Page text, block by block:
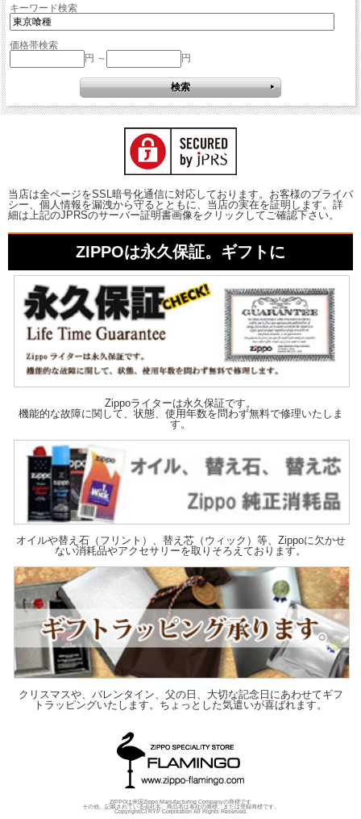
キーワード検索
価格帯検索
円 ～
円
当店は全ページをSSL暗号化通信に対応しております。お客様のプライバ
シー、個人情報を漏洩から守るとともに、当店の実在を証明します。詳
細は上記のJPRSのサーバー証明書画像をクリックしてご確認下さい。
ZIPPOは永久保証。ギフトに
Zippoライターは永久保証です。
機能的な故障に関して、状態、使用年数を問わず無料で修理いたしま
す。
オイルや替え石（フリント）、替え芯（ウィック）等、Zippoに欠かせ
ない消耗品やアクセサリーを取りそろえております。
クリスマスや、バレンタイン、父の日、大切な記念日にあわせてギフ
トラッピングいたします。ちょっとした気遣いが喜ばれます。
ZIPPOは米国Zippo Manufacturing Companyの商標です
その他、記載されている会社名、商品名は各社の商標、または登録商標です。
Copyright(C) RYP Corporation All Rights Reserved.